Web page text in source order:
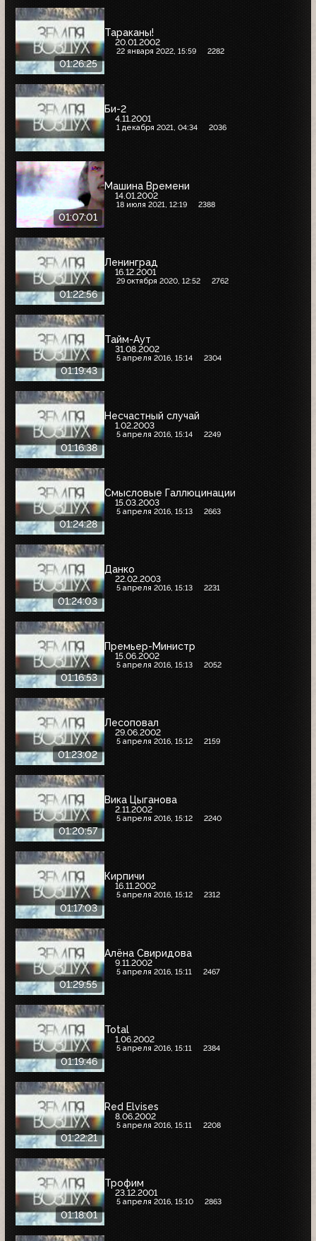
01:26:25
Тараканы!
20.01.2002
22 января 2022, 15:59 2282
Би-2
4.11.2001
1 декабря 2021, 04:34 2036
01:07:01
Машина Времени
14.01.2002
18 июля 2021, 12:19 2388
01:22:56
Ленинград
16.12.2001
29 октября 2020, 12:52 2762
01:19:43
Тайм-Аут
31.08.2002
5 апреля 2016, 15:14 2304
01:16:38
Несчастный случай
1.02.2003
5 апреля 2016, 15:14 2249
01:24:28
Смысловые Галлюцинации
15.03.2003
5 апреля 2016, 15:13 2663
01:24:03
Данко
22.02.2003
5 апреля 2016, 15:13 2231
01:16:53
Премьер-Министр
15.06.2002
5 апреля 2016, 15:13 2052
01:23:02
Лесоповал
29.06.2002
5 апреля 2016, 15:12 2159
01:20:57
Вика Цыганова
2.11.2002
5 апреля 2016, 15:12 2240
01:17:03
Кирпичи
16.11.2002
5 апреля 2016, 15:12 2312
01:29:55
Алёна Свиридова
9.11.2002
5 апреля 2016, 15:11 2467
01:19:46
Total
1.06.2002
5 апреля 2016, 15:11 2384
01:22:21
Red Elvises
8.06.2002
5 апреля 2016, 15:11 2208
01:18:01
Трофим
23.12.2001
5 апреля 2016, 15:10 2863